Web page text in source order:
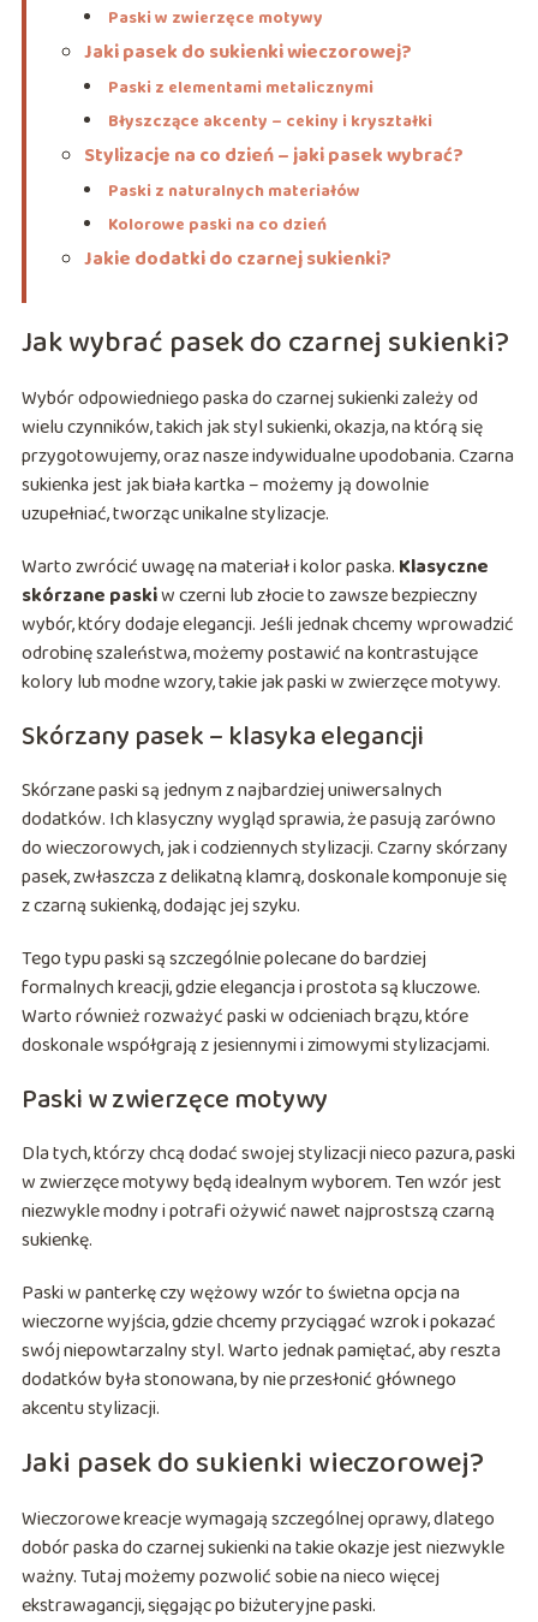
Paski w zwierzęce motywy
Jaki pasek do sukienki wieczorowej?
Paski z elementami metalicznymi
Błyszczące akcenty – cekiny i kryształki
Stylizacje na co dzień – jaki pasek wybrać?
Paski z naturalnych materiałów
Kolorowe paski na co dzień
Jakie dodatki do czarnej sukienki?
Jak wybrać pasek do czarnej sukienki?
Wybór odpowiedniego paska do czarnej sukienki zależy od
wielu czynników, takich jak styl sukienki, okazja, na którą się
przygotowujemy, oraz nasze indywidualne upodobania. Czarna
sukienka jest jak biała kartka – możemy ją dowolnie
uzupełniać, tworząc unikalne stylizacje.
Warto zwrócić uwagę na materiał i kolor paska. Klasyczne
skórzane paskiw czerni lub złocie to zawsze bezpieczny
wybór, który dodaje elegancji. Jeśli jednak chcemy wprowadzić
odrobinę szaleństwa, możemy postawić na kontrastujące
kolory lub modne wzory, takie jak paski w zwierzęce motywy.
Skórzany pasek – klasyka elegancji
Skórzane paski są jednym z najbardziej uniwersalnych
dodatków. Ich klasyczny wygląd sprawia, że pasują zarówno
do wieczorowych, jak i codziennych stylizacji. Czarny skórzany
pasek, zwłaszcza z delikatną klamrą, doskonale komponuje się
z czarną sukienką, dodając jej szyku.
Tego typu paski są szczególnie polecane do bardziej
formalnych kreacji, gdzie elegancja i prostota są kluczowe.
Warto również rozważyć paski w odcieniach brązu, które
doskonale współgrają z jesiennymi i zimowymi stylizacjami.
Paski w zwierzęce motywy
Dla tych, którzy chcą dodać swojej stylizacji nieco pazura, paski
w zwierzęce motywy będą idealnym wyborem. Ten wzór jest
niezwykle modny i potrafi ożywić nawet najprostszą czarną
sukienkę.
Paski w panterkę czy wężowy wzór to świetna opcja na
wieczorne wyjścia, gdzie chcemy przyciągać wzrok i pokazać
swój niepowtarzalny styl. Warto jednak pamiętać, aby reszta
dodatków była stonowana, by nie przesłonić głównego
akcentu stylizacji.
Jaki pasek do sukienki wieczorowej?
Wieczorowe kreacje wymagają szczególnej oprawy, dlatego
dobór paska do czarnej sukienki na takie okazje jest niezwykle
ważny. Tutaj możemy pozwolić sobie na nieco więcej
ekstrawagancji, sięgając po biżuteryjne paski.